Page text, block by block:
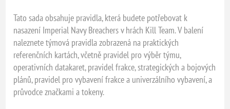
Tato sada obsahuje pravidla, která budete potřebovat k
nasazení Imperial Navy Breachers v hrách Kill Team. V balení
naleznete týmová pravidla zobrazená na praktických
referenčních kartách, včetně pravidel pro výběr týmu,
operativních datakaret, pravidel frakce, strategických a bojových
plánů, pravidel pro vybavení frakce a univerzálního vybavení, a
průvodce značkami a tokeny.